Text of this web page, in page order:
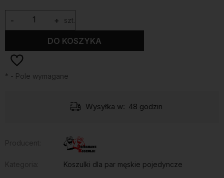
+
- szt.
DO KOSZYKA
* - Pole wymagane
Wysyłka w: 48 godzin
Koszulki dla par męskie pojedyncze